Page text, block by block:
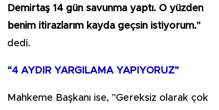
Demirtaş 14 gün savunma yaptı. O yüzden
benim itirazlarım kayda geçsin istiyorum."
dedi.
“4 AYDIR YARGILAMA YAPIYORUZ”
Mahkeme Başkanı ise, "Gereksiz olarak çok